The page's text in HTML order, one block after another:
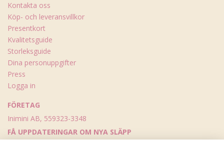
Kontakta oss
Köp- och leveransvillkor
Presentkort
Kvalitetsguide
Storleksguide
Dina personuppgifter
Press
Logga in
FÖRETAG
Inimini AB, 559323-3348
FÅ UPPDATERINGAR OM NYA SLÄPP